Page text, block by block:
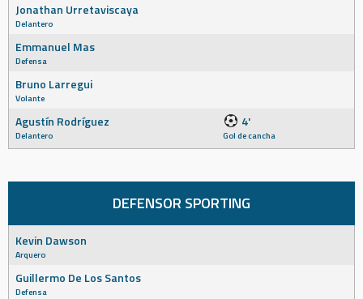
Jonathan Urretaviscaya
Delantero
Emmanuel Mas
Defensa
Bruno Larregui
Volante
Agustín Rodríguez
Delantero
4'
Gol de cancha
DEFENSOR SPORTING
Kevin Dawson
Arquero
Guillermo De Los Santos
Defensa